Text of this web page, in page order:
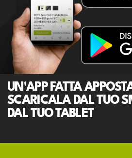
UN'APP FATTA
SCARICALA DAL TUO
DAL TUO TABLET